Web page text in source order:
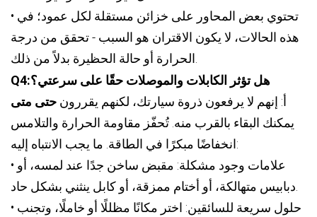
• تحتوي بعض المحاور على خزائن مستقلة لكل عمود؛ في
هذه الحالات، لا يكون الاقتران هو السبب - تحقق من درجة
Q4 :هل تؤثر الكابلات والموصلات حقًا على سرعتي؟
أ: إنهم لا يرفعون ذروة سيارتك، لكنهم يقررون حتى متى
يمكنك البقاء بالقرب منه. تُحفّز مقاومة الحرارة والتلامس
انخفاضًا مبكرًا في الطاقة. ما يجب الانتباه إليه:
• علامات وجود مشكلة: مقبض ساخن جدًا عند لمسه، أو
• حلول سريعة للسائقين: اختر مكانًا مظللًا أو خاملًا، وتجنب